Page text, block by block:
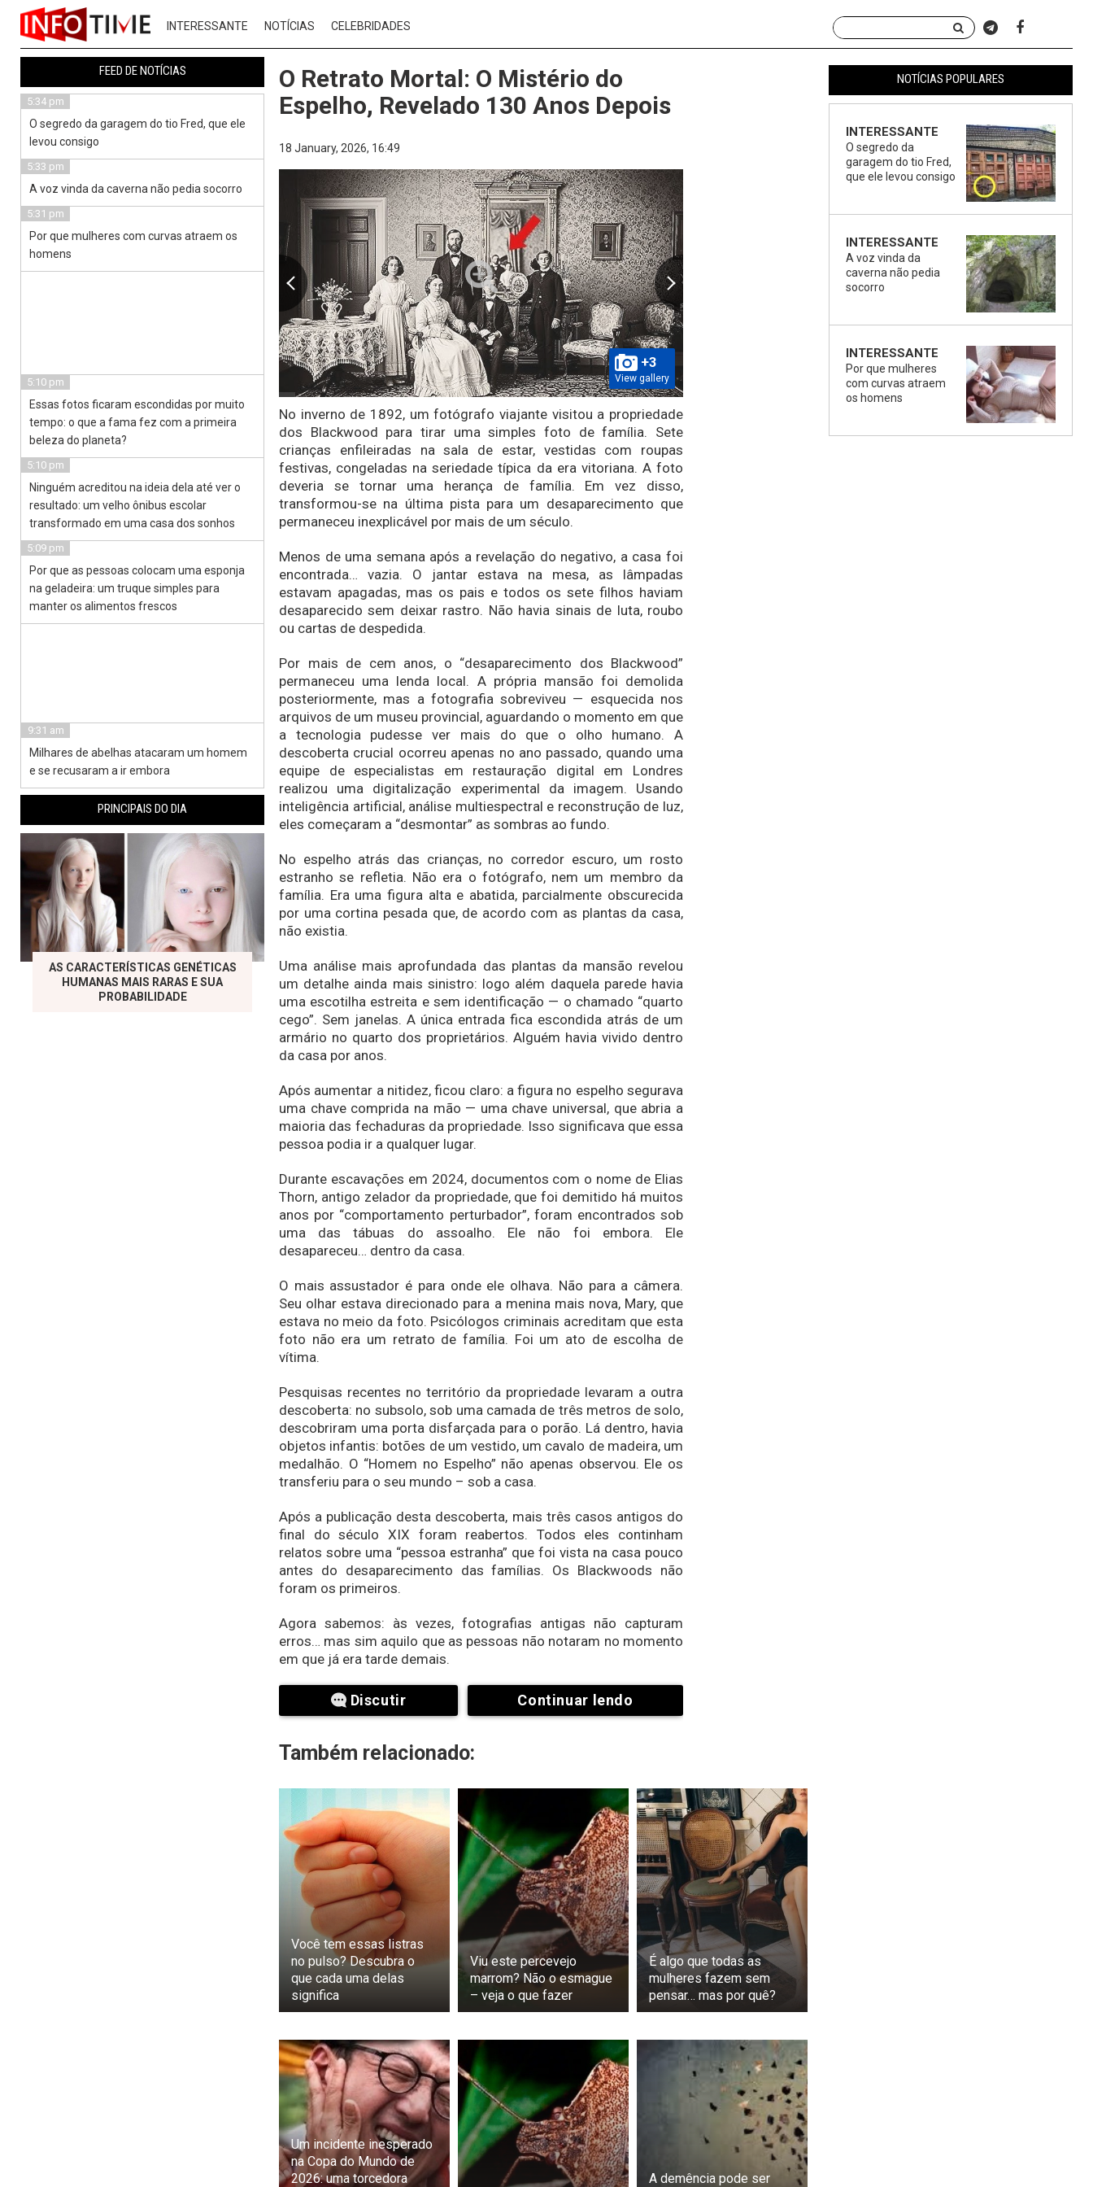
INTERESSANTE NOTÍCIAS CELEBRIDADES
O Retrato Mortal: O Mistério do
Espelho, Revelado 130 Anos Depois
18 January, 2026, 16:49
+3
View gallery
No inverno de 1892, um fotógrafo viajante visitou a propriedade
dos Blackwood para tirar uma simples foto de família. Sete
crianças enfileiradas na sala de estar, vestidas com roupas
festivas, congeladas na seriedade típica da era vitoriana. A foto
deveria se tornar uma herança de família. Em vez disso,
transformou-se na última pista para um desaparecimento que
permaneceu inexplicável por mais de um século.
Menos de uma semana após a revelação do negativo, a casa foi
encontrada… vazia. O jantar estava na mesa, as lâmpadas
estavam apagadas, mas os pais e todos os sete filhos haviam
desaparecido sem deixar rastro. Não havia sinais de luta, roubo
ou cartas de despedida.
Por mais de cem anos, o “desaparecimento dos Blackwood”
permaneceu uma lenda local. A própria mansão foi demolida
posteriormente, mas a fotografia sobreviveu — esquecida nos
arquivos de um museu provincial, aguardando o momento em que
a tecnologia pudesse ver mais do que o olho humano. A
descoberta crucial ocorreu apenas no ano passado, quando uma
equipe de especialistas em restauração digital em Londres
realizou uma digitalização experimental da imagem. Usando
inteligência artificial, análise multiespectral e reconstrução de luz,
eles começaram a “desmontar” as sombras ao fundo.
No espelho atrás das crianças, no corredor escuro, um rosto
estranho se refletia. Não era o fotógrafo, nem um membro da
família. Era uma figura alta e abatida, parcialmente obscurecida
por uma cortina pesada que, de acordo com as plantas da casa,
não existia.
Uma análise mais aprofundada das plantas da mansão revelou
um detalhe ainda mais sinistro: logo além daquela parede havia
uma escotilha estreita e sem identificação — o chamado “quarto
cego”. Sem janelas. A única entrada fica escondida atrás de um
armário no quarto dos proprietários. Alguém havia vivido dentro
da casa por anos.
Após aumentar a nitidez, ficou claro: a figura no espelho segurava
uma chave comprida na mão — uma chave universal, que abria a
maioria das fechaduras da propriedade. Isso significava que essa
pessoa podia ir a qualquer lugar.
Durante escavações em 2024, documentos com o nome de Elias
Thorn, antigo zelador da propriedade, que foi demitido há muitos
anos por “comportamento perturbador”, foram encontrados sob
uma das tábuas do assoalho. Ele não foi embora. Ele
desapareceu… dentro da casa.
O mais assustador é para onde ele olhava. Não para a câmera.
Seu olhar estava direcionado para a menina mais nova, Mary, que
estava no meio da foto. Psicólogos criminais acreditam que esta
foto não era um retrato de família. Foi um ato de escolha de
vítima.
Pesquisas recentes no território da propriedade levaram a outra
descoberta: no subsolo, sob uma camada de três metros de solo,
descobriram uma porta disfarçada para o porão. Lá dentro, havia
objetos infantis: botões de um vestido, um cavalo de madeira, um
medalhão. O “Homem no Espelho” não apenas observou. Ele os
transferiu para o seu mundo – sob a casa.
Após a publicação desta descoberta, mais três casos antigos do
final do século XIX foram reabertos. Todos eles continham
relatos sobre uma “pessoa estranha” que foi vista na casa pouco
antes do desaparecimento das famílias. Os Blackwoods não
foram os primeiros.
Agora sabemos: às vezes, fotografias antigas não capturam
erros… mas sim aquilo que as pessoas não notaram no momento
em que já era tarde demais.
Discutir Continuar lendo
Também relacionado:
Você tem essas listras
no pulso? Descubra o
que cada uma delas
significa
Viu este percevejo
marrom? Não o esmague
– veja o que fazer
É algo que todas as
mulheres fazem sem
pensar… mas por quê?
Um incidente inesperado
na Copa do Mundo de
2026: uma torcedora
A demência pode ser
NOTÍCIAS POPULARES
INTERESSANTE
O segredo da
garagem do tio Fred,
que ele levou consigo
INTERESSANTE
A voz vinda da
caverna não pedia
socorro
INTERESSANTE
Por que mulheres
com curvas atraem
os homens
FEED DE NOTÍCIAS
5:34 pm
O segredo da garagem do tio Fred, que ele
levou consigo
5:33 pm
A voz vinda da caverna não pedia socorro
5:31 pm
Por que mulheres com curvas atraem os
homens
5:10 pm
Essas fotos ficaram escondidas por muito
tempo: o que a fama fez com a primeira
beleza do planeta?
5:10 pm
Ninguém acreditou na ideia dela até ver o
resultado: um velho ônibus escolar
transformado em uma casa dos sonhos
5:09 pm
Por que as pessoas colocam uma esponja
na geladeira: um truque simples para
manter os alimentos frescos
9:31 am
Milhares de abelhas atacaram um homem
e se recusaram a ir embora
PRINCIPAIS DO DIA
AS CARACTERÍSTICAS GENÉTICAS
HUMANAS MAIS RARAS E SUA
PROBABILIDADE